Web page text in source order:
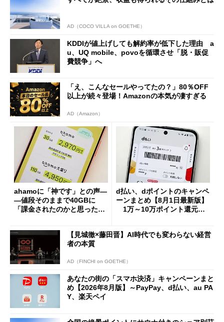
AD（COCO VILLA on GOETHE）
KDDIが値上げしても解約率が低下した理由 a
u、UQ mobile、povoを循環させ「脱・販促
費競争」へ
「え、こんなセールやってたの？」80％OFF
以上が続々登場！Amazonの本気が凄すぎる
AD（Amazon）
ahamoに「神です」との声―
―値段そのままで40GBに
「課金されたのかと思った」
d払い、dポイントのキャンペ
ーンまとめ【8月1日最新版】
1万～10万ポイント還元の
【見城徹×藤田晋】AI時代でも変わらない経営
者の本質
AD（FINCHI on GOETHE）
あなたの街の「スマホ決済」キャンペーンまと
め【2026年8月版】～PayPay、d払い、au PA
Y、楽天ペイ